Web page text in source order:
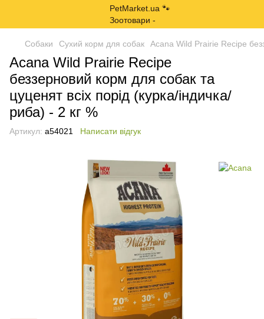
Собаки Сухий корм для собак Acana Wild Prairie Recipe
Acana Wild Prairie Recipe
беззерновий корм для собак та
цуценят всіх порід (курка/індичка/
риба) - 2 кг %
Артикул: a54021 Написати відгук